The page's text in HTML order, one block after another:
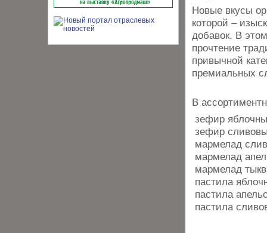
Новые вкусы
которой –
добавок. В
прочтение
привычной
премиальных
В
зефир
зефир
мармелад
мармелад
мармелад
пастила
пастила
пастила